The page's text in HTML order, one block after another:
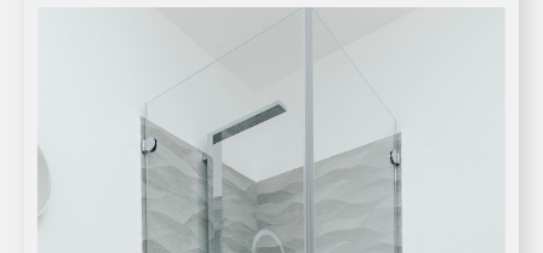
MUNKÁINK
KAPCSOLAT
Keresés